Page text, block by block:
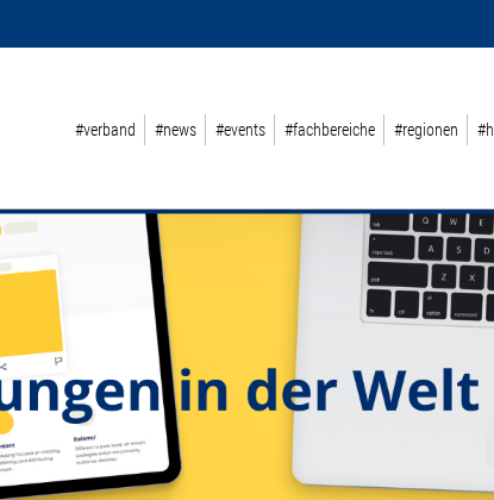
#verband #news #events #fachbereiche #regionen